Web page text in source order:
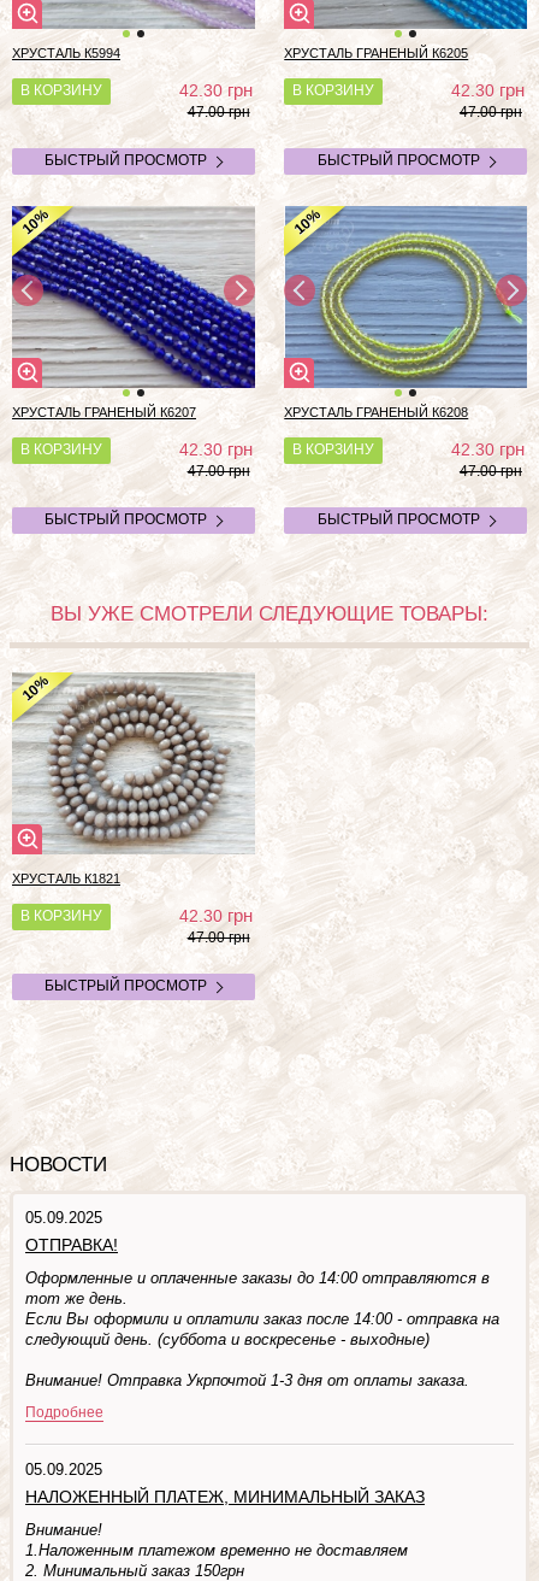
ХРУСТАЛЬ К5994
В КОРЗИНУ 42.30грн
47.00 грн
БЫСТРЫЙ ПРОСМОТР
ХРУСТАЛЬ ГРАНЕНЫЙ К6205
В КОРЗИНУ 42.30грн
47.00 грн
БЫСТРЫЙ ПРОСМОТР
10%
ХРУСТАЛЬ ГРАНЕНЫЙ К6207
В КОРЗИНУ 42.30грн
47.00 грн
БЫСТРЫЙ ПРОСМОТР
10%
ХРУСТАЛЬ ГРАНЕНЫЙ К6208
В КОРЗИНУ 42.30грн
47.00 грн
БЫСТРЫЙ ПРОСМОТР
ВЫ УЖЕ СМОТРЕЛИ СЛЕДУЮЩИЕ ТОВАРЫ:
10%
ХРУСТАЛЬ К1821
В КОРЗИНУ 42.30грн
47.00 грн
БЫСТРЫЙ ПРОСМОТР
НОВОСТИ
05.09.2025
ОТПРАВКА!
Оформленные и оплаченные заказы до 14:00 отправляются в
тот же день.
Если Вы оформили и оплатили заказ после 14:00 - отправка на
следующий день. (суббота и воскресенье - выходные)
Внимание! Отправка Укрпочтой 1-3 дня от оплаты заказа.
Подробнее
05.09.2025
НАЛОЖЕННЫЙ ПЛАТЕЖ, МИНИМАЛЬНЫЙ ЗАКАЗ
Внимание!
1.Наложенным платежом временно не доставляем
2. Минимальный заказ 150грн